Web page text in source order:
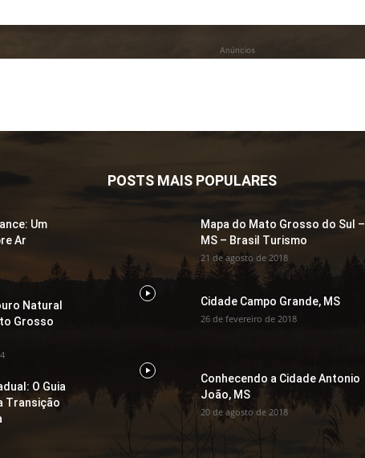
Anúncios
Um
Ar
Natural
Grosso
O Guia
Transição
POSTS MAIS POPULARES
Mapa do Mato Grosso do Sul –
MS – Brasil Turismo
21 de agosto de 2018
Cidade Campo Grande, MS
26 de fevereiro de 2018
Conhecendo a Cidade Antonio
João, MS
20 de agosto de 2018